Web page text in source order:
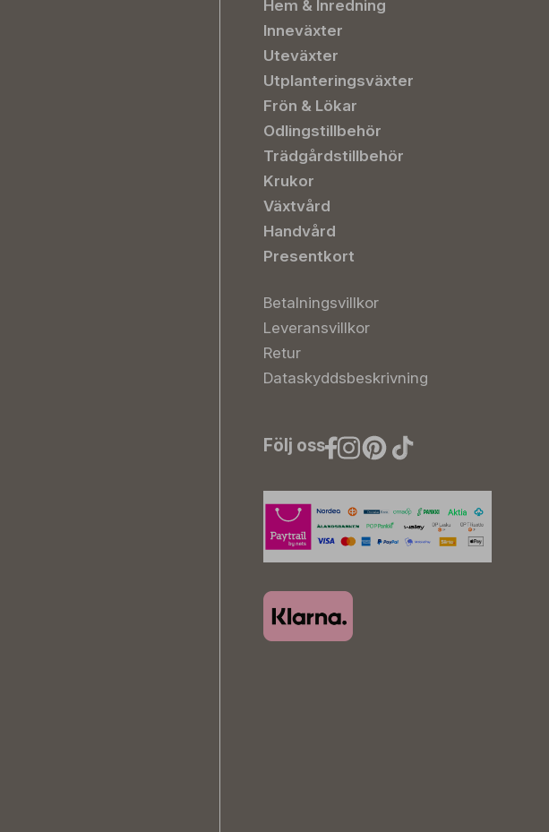
Hem & Inredning
Inneväxter
Uteväxter
Utplanteringsväxter
Frön & Lökar
Odlingstillbehör
Trädgårdstillbehör
Krukor
Växtvård
Handvård
Presentkort
Betalningsvillkor
Leveransvillkor
Retur
Dataskyddsbeskrivning
Följ oss